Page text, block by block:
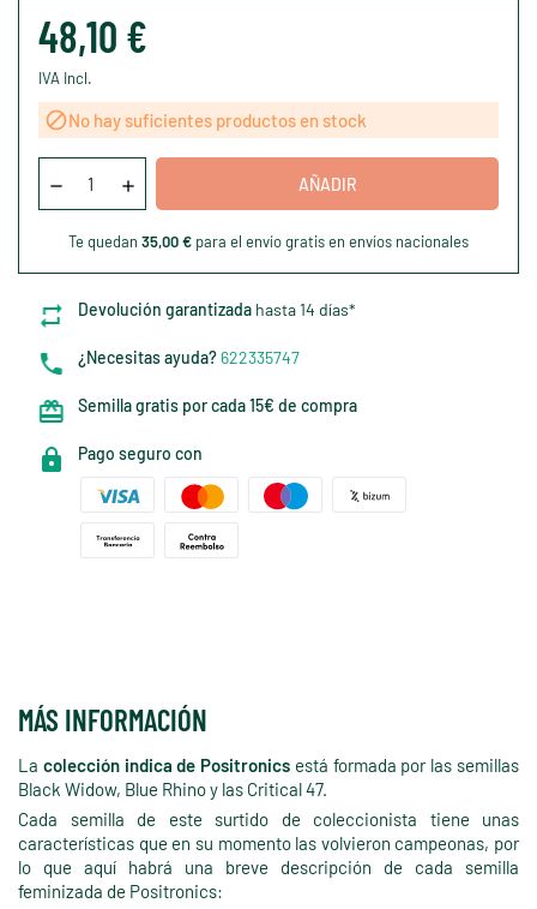
48,10 €
IVA Incl.
No hay suficientes productos en stock
AÑADIR
Te quedan 35,00 € para el envío gratis en envíos nacionales
Devolución garantizada hasta 14 días*
¿Necesitas ayuda?622335747
Semilla gratis por cada 15€ de compra
Pago seguro con
MÁS INFORMACIÓN
La colección indica de Positronics está formada por las semillas
Black Widow, Blue Rhino y las Critical 47.
Cada semilla de este surtido de coleccionista tiene unas
características que en su momento las volvieron campeonas, por
lo que aquí habrá una breve descripción de cada semilla
feminizada de Positronics: